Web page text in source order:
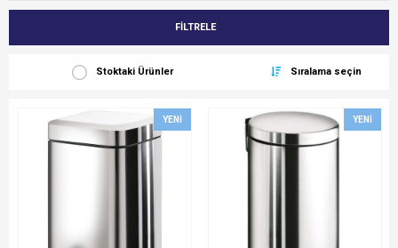
FİLTRELE
Stoktaki Ürünler Sıralama seçin
YENI YENI